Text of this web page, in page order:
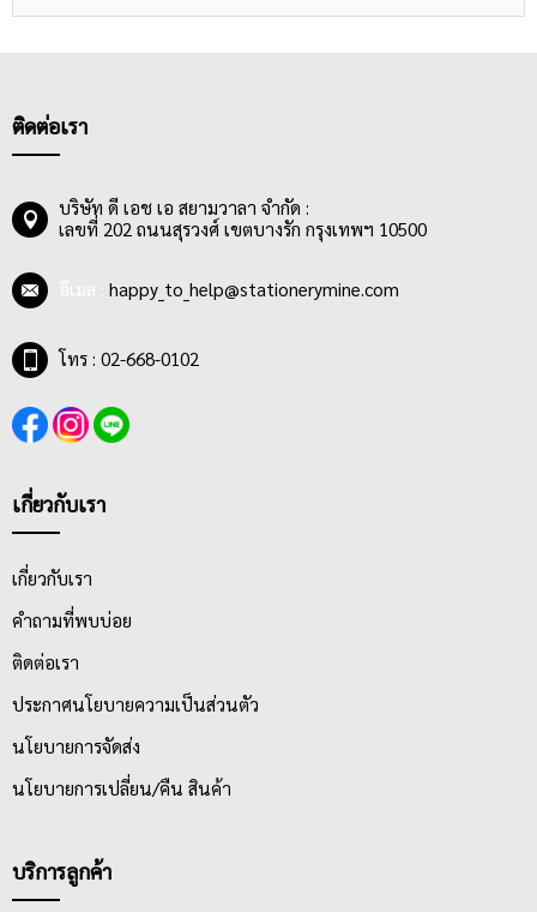
ติดต่อเรา
บริษัท ดี เอช เอ สยามวาลา จำกัด :
เลขที่ 202 ถนนสุรวงศ์ เขตบางรัก กรุงเทพฯ 10500
happy_to_help@stationerymine.com
โทร : 02-668-0102
เกี่ยวกับเรา
เกี่ยวกับเรา
คำถามที่พบบ่อย
ติดต่อเรา
ประกาศนโยบายความเป็นส่วนตัว
นโยบายการจัดส่ง
นโยบายการเปลี่ยน/คืน สินค้า
บริการลูกค้า